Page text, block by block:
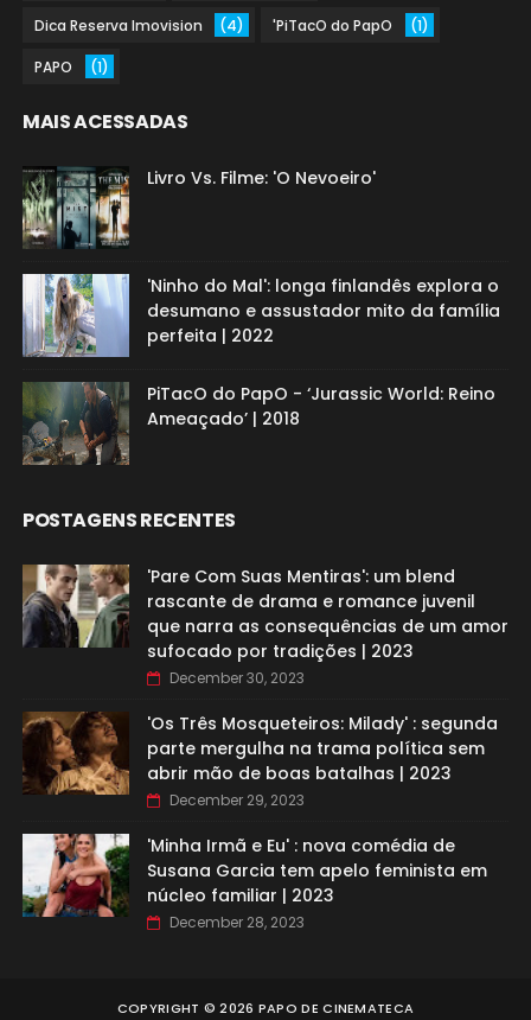
Dica Reserva Imovision (4) 'PiTacO do PapO (1)
PAPO (1)
MAIS ACESSADAS
Livro Vs. Filme: 'O Nevoeiro'
'Ninho do Mal': longa finlandês explora o
desumano e assustador mito da família
perfeita | 2022
PiTacO do PapO - ‘Jurassic World: Reino
Ameaçado’ | 2018
POSTAGENS RECENTES
'Pare Com Suas Mentiras': um blend
rascante de drama e romance juvenil
que narra as consequências de um amor
sufocado por tradições | 2023
December 30, 2023
'Os Três Mosqueteiros: Milady' : segunda
parte mergulha na trama política sem
abrir mão de boas batalhas | 2023
December 29, 2023
'Minha Irmã e Eu' : nova comédia de
Susana Garcia tem apelo feminista em
núcleo familiar | 2023
December 28, 2023
COPYRIGHT ©2026 PAPO DE CINEMATECA